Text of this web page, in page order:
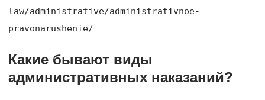
law/administrative/administrativnoe-
pravonarushenie/
Какие бывают виды
административных наказаний?